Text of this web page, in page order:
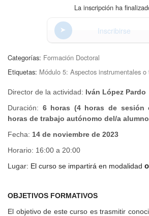
La inscripción ha
Inscribirse
Categorías: Formación Doctoral
Etiquetas: Módulo 5: Aspectos instrumentales o
Director de la actividad: Iván López Pardo
Duración: 6 horas (4 horas de sesión
horas de trabajo autónomo del/a
Fecha: 14 de noviembre de 2023
Horario: 16:00 a 20:00
Lugar: El curso se impartirá en modalidad
OBJETIVOS FORMATIVOS
El objetivo de este curso es trasmitir